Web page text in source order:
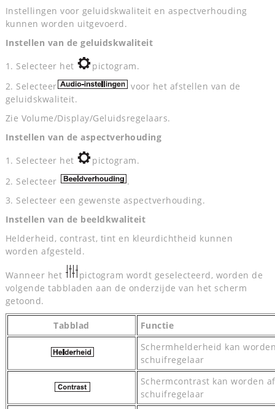
Instellingen voor geluidskwaliteit en aspectverhouding
kunnen worden uitgevoerd.
Instellen van de geluidskwaliteit
1. Selecteer het
pictogram.
2. Selecteer
voor het afstellen van de
geluidskwaliteit.
Zie Volume/Display/Geluidsregelaars.
Instellen van de aspectverhouding
1. Selecteer het
pictogram.
2. Selecteer
.
3. Selecteer een gewenste aspectverhouding.
Instellen van de beeldkwaliteit
Helderheid, contrast, tint en kleurdichtheid kunnen
worden afgesteld.
Wanneer het
pictogram wordt geselecteerd, worden de
volgende tabbladen aan de onderzijde van het scherm
getoond.
Tabblad
Functie
Schermhelderheid kan
schuifregelaar
Schermcontrast kan worden
schuifregelaar